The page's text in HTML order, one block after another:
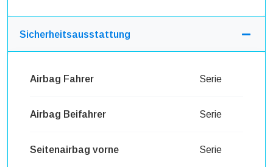
Sicherheitsausstattung
Airbag Fahrer Serie
Airbag Beifahrer Serie
Seitenairbag vorne Serie